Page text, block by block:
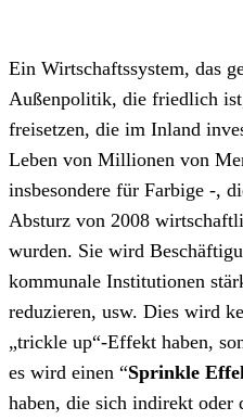
Ein Wirtschaftssystem, das
Außenpolitik, die friedlich
freisetzen, die im Inland
Leben von Millionen von
insbesondere für Farbige -,
Absturz von 2008
wurden. Sie wird
kommunale Institutionen
reduzieren, usw. Dies wird
„trickle up“-Effekt haben,
es wird einen “Sprinkle
haben, die sich indirekt oder